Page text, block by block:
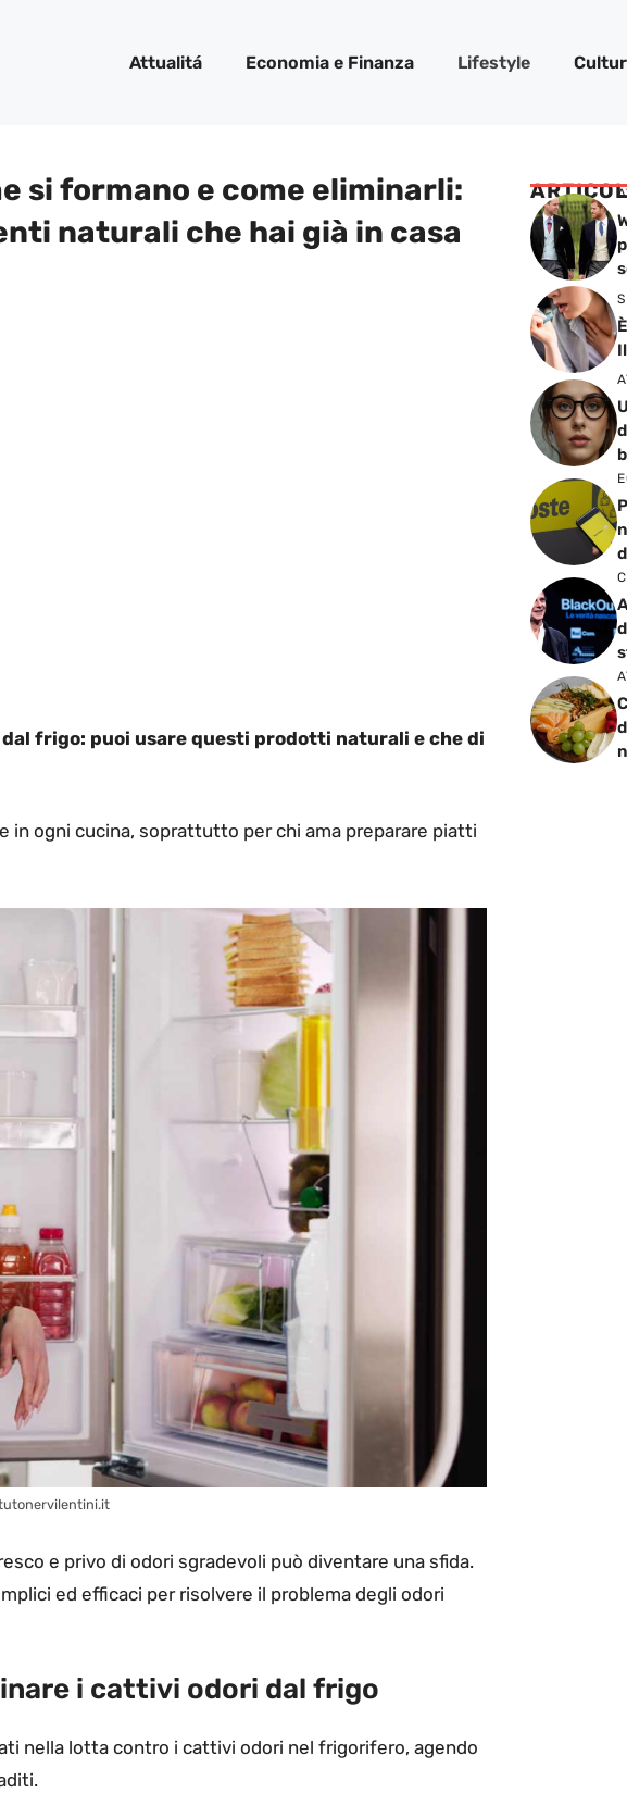
Attualitá Economia e Finanza Lifestyle
si formano e come eliminarli:
naturali che hai già in casa
frigo: puoi usare questi prodotti naturali e che di
ogni cucina, soprattutto per chi ama preparare piatti
e privo di odori sgradevoli può diventare una sfida.
ed efficaci per risolvere il problema degli odori
i cattivi odori dal frigo
nella lotta contro i cattivi odori nel frigorifero, agendo